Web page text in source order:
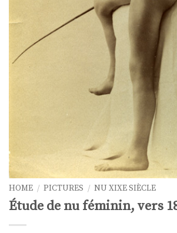
HOME / PICTURES / NU XIXE SIÈCLE
Étude de nu féminin, vers